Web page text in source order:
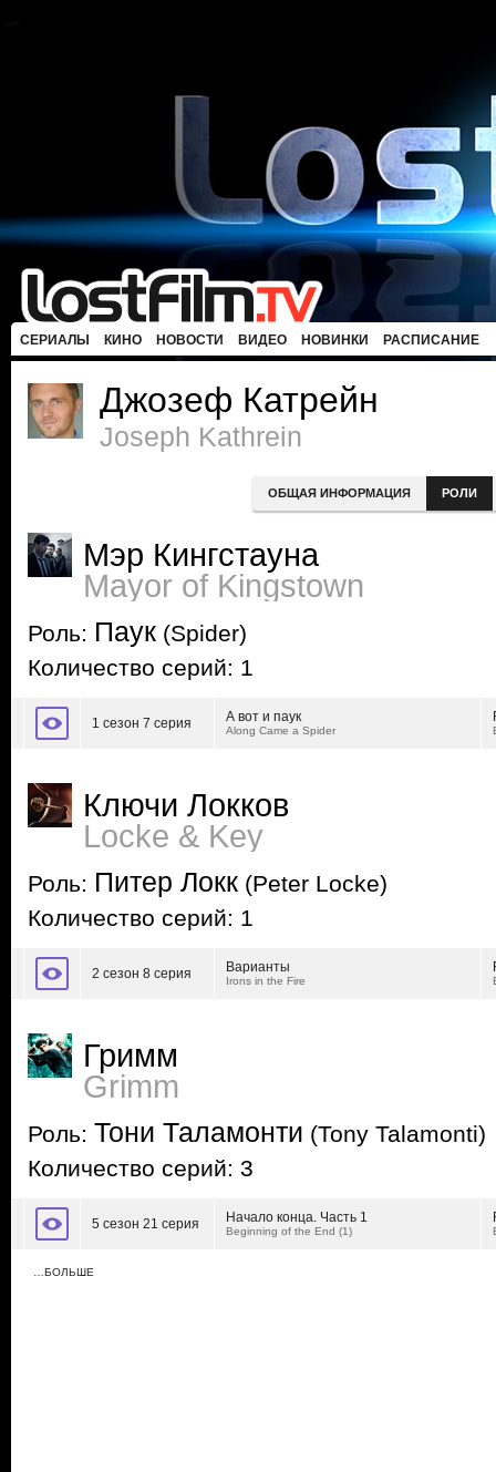
СЕРИАЛЫ КИНО НОВОСТИ ВИДЕО НОВИНКИ РАСПИСАНИЕ
Джозеф Катрейн
Joseph Kathrein
ОБЩАЯ ИНФОРМАЦИЯ РОЛИ
Мэр Кингстауна
Mayor of Kingstown
Роль: Паук (Spider)
Количество серий: 1
1 сезон 7 серия А вот и паук
Along Came a Spider
Ключи Локков
Locke & Key
Роль: Питер Локк (Peter Locke)
Количество серий: 1
2 сезон 8 серия Варианты
Irons in the Fire
Гримм
Grimm
Роль: Тони Таламонти (Tony Talamonti)
Количество серий: 3
5 сезон 21 серия Начало конца. Часть 1
Beginning of the End (1)
…БОЛЬШЕ